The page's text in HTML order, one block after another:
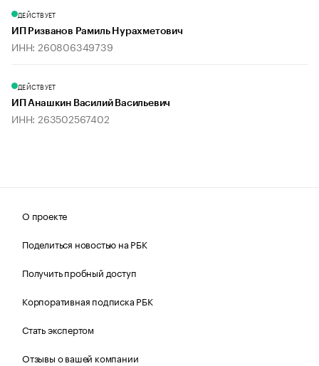
ДЕЙСТВУЕТ
ИП Ризванов Рамиль Нурахметович
ИНН: 260806349739
ДЕЙСТВУЕТ
ИП Анашкин Василий Васильевич
ИНН: 263502567402
О проекте
Поделиться новостью на РБК
Получить пробный доступ
Корпоративная подписка РБК
Стать экспертом
Отзывы о вашей компании